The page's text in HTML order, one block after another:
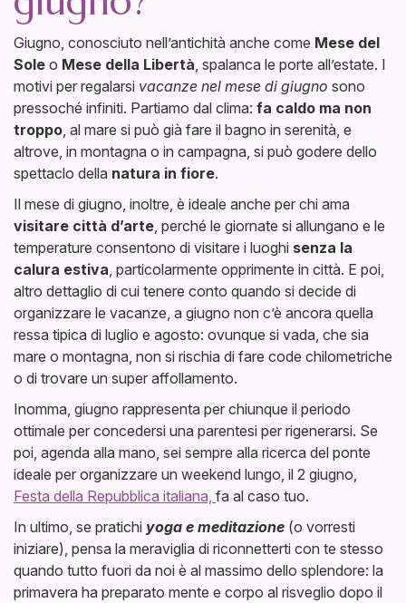
Giugno, conosciuto nell’antichità anche come Mese del
Sole o Mese della Libertà , spalanca le porte all’estate. I
motivi per regalarsi vacanze nel mese di giugno sono
pressoché infiniti. Partiamo dal clima: fa caldo ma non
troppo , al mare si può già fare il bagno in serenità, e
altrove, in montagna o in campagna, si può godere dello
spettaclo della natura in fiore.
Il mese di giugno, inoltre, è ideale anche per chi ama
visitare città d’arte , perché le giornate si allungano e le
temperature consentono di visitare i luoghi senza la
calura estiva , particolarmente opprimente in città. E poi,
altro dettaglio di cui tenere conto quando si decide di
organizzare le vacanze, a giugno non c’è ancora quella
ressa tipica di luglio e agosto: ovunque si vada, che sia
mare o montagna, non si rischia di fare code chilometriche
o di trovare un super affollamento.
Inomma, giugno rappresenta per chiunque il periodo
ottimale per concedersi una parentesi per rigenerarsi. Se
poi, agenda alla mano, sei sempre alla ricerca del ponte
ideale per organizzare un weekend lungo, il 2 giugno,
Festa della Repubblica italiana, fa al caso tuo.
In ultimo, se pratichi yoga e meditazione (o vorresti
iniziare), pensa la meraviglia di riconnetterti con te stesso
quando tutto fuori da noi è al massimo dello splendore: la
primavera ha preparato mente e corpo al risveglio dopo il